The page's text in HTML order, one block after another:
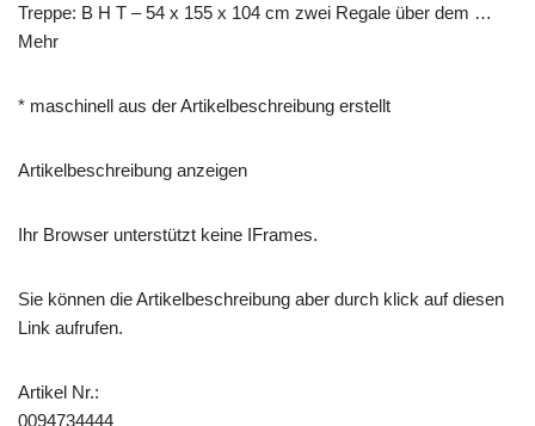
Treppe: B H T – 54 x 155 x 104 cm zwei Regale über dem …
Mehr
* maschinell aus der Artikelbeschreibung erstellt
Artikelbeschreibung anzeigen
Ihr Browser unterstützt keine IFrames.
Sie können die Artikelbeschreibung aber durch klick auf diesen
Link aufrufen.
Artikel Nr.:
0094734444